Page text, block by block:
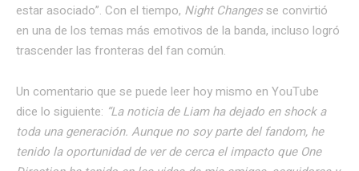
estar asociado”. Con el tiempo, Night Changesse convirtió
en una de los temas más emotivos de la banda, incluso logró
trascender las fronteras del fan común.
Un comentario que se puede leer hoy mismo en YouTube
dice lo siguiente: “La noticia de Liam ha dejado en shock a
toda una generación. Aunque no soy parte del fandom, he
tenido la oportunidad de ver de cerca el impacto que One